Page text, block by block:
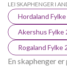
LEI SKAPHENGER I
Hordaland
Akershus Fylke
Rogaland Fylke
En skaphenger